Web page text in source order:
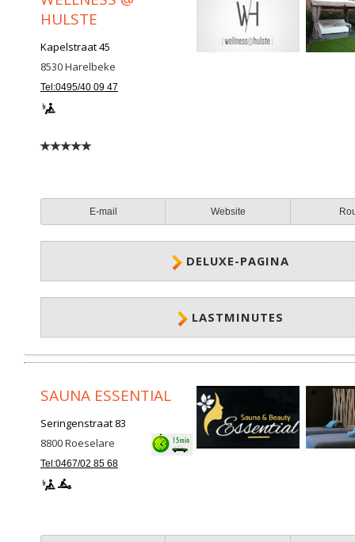
HULSTE
Kapelstraat 45
8530Harelbeke
Tel:0495/40 09 47
E-mail Website
DELUXE-PAGINA
LASTMINUTES
SAUNA ESSENTIAL
Seringenstraat 83
8800Roeselare
Tel:0467/02 85 68